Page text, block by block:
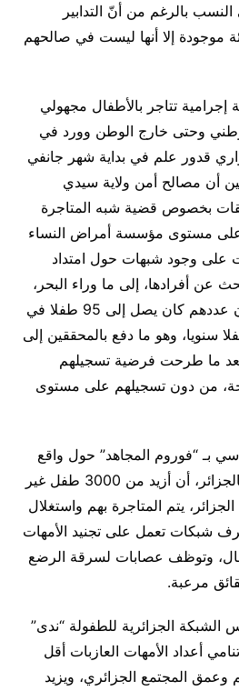
بالرغم من أنّ التدابير
موجودة إلا أنها ليست في صالحهم
تتاجر بالأطفال مجهولي
وحتى خارج الوطن وورد في
قدور علم في بداية شهر جانفي
أن مصالح أمن ولاية سيدي
بخصوص قضية شبه المتاجرة
مستوى مؤسسة أمراض النساء
على وجود شبهات حول امتداد
عن أفرادها، إلى ما وراء البحر،
حيث دلت الأرقام على أن عددهم كان يصل إلى 95 طفلا في
ليتراجع إلى 15 طفلا سنويا، وهو ما دفع بالمحققين إلى
ما طرحت فرضية تسجيلهم
من دون تسجيلهم على مستوى
بـ “فوروم المجاهد” حول واقع
الأطفال مجهولي الهوية بالجزائر، أن أزيد من 3000 طفل غير
يتم المتاجرة بهم واستغلال
شبكات تعمل على تجنيد الأمهات
وتوظف عصابات لسرقة الرضع
مرعبة.
الشبكة الجزائرية للطفولة “ندى”
أعداد الأمهات العازبات أقل
وعمق المجتمع الجزائري، ويزيد